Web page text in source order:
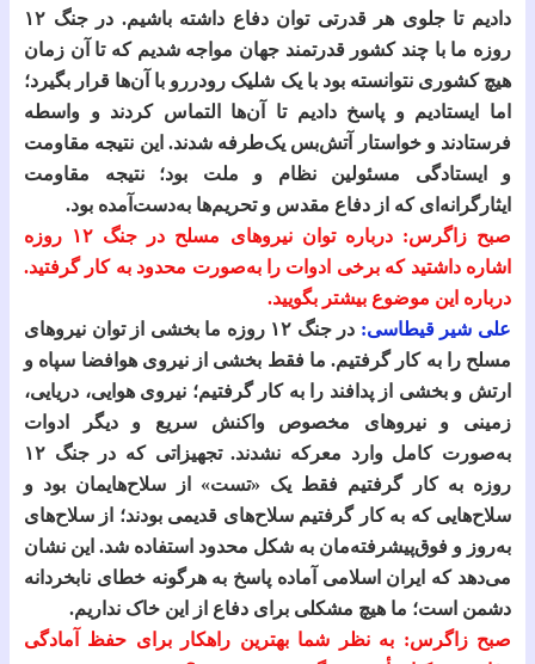
دادیم تا جلوی هر قدرتی توان دفاع داشته باشیم. در جنگ ۱۲
روزه ما با چند کشور قدرتمند جهان مواجه شدیم که تا آن زمان
هیچ کشوری نتوانسته بود با یک شلیک رودررو با آن‌ها قرار بگیرد؛
اما ایستادیم و پاسخ دادیم تا آن‌ها التماس کردند و واسطه
فرستادند و خواستار آتش‌بس یک‌طرفه شدند. این نتیجه مقاومت
و ایستادگی مسئولین نظام و ملت بود؛ نتیجه مقاومت
ایثارگرانه‌ای که از دفاع مقدس و تحریم‌ها به‌دست‌آمده بود.
صبح زاگرس: درباره توان نیروهای مسلح در جنگ ۱۲ روزه
اشاره داشتید که برخی ادوات را به‌صورت محدود به کار گرفتید.
درباره این موضوع بیشتر بگویید.
علی شیر قیطاسی:
در جنگ ۱۲ روزه ما بخشی از توان نیروهای
مسلح را به کار گرفتیم. ما فقط بخشی از نیروی هوافضا سپاه و
ارتش و بخشی از پدافند را به کار گرفتیم؛ نیروی هوایی، دریایی،
زمینی و نیروهای مخصوص واکنش سریع و دیگر ادوات
به‌صورت کامل وارد معرکه نشدند. تجهیزاتی که در جنگ ۱۲
روزه به کار گرفتیم فقط یک «تست» از سلاح‌هایمان بود و
سلاح‌هایی که به کار گرفتیم سلاح‌های قدیمی بودند؛ از سلاح‌های
به‌روز و فوق‌پیشرفته‌مان به شکل محدود استفاده شد. این نشان
می‌دهد که ایران اسلامی آماده پاسخ به هرگونه خطای نابخردانه
دشمن است؛ ما هیچ مشکلی برای دفاع از این خاک نداریم.
صبح زاگرس: به نظر شما بهترین راهکار برای حفظ آمادگی